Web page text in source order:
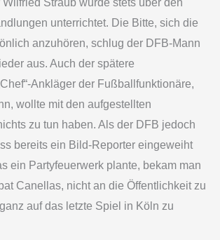
Straub wurde stets über den
unterrichtet. Die Bitte, sich die
anzuhören, schlug der DFB-Mann
aus. Auch der spätere
Ankläger der Fußballfunktionäre,
wollte mit den aufgestellten
zu tun haben. Als der DFB jedoch
bereits ein Bild-Reporter eingeweiht
ein Partyfeuerwerk plante, bekam man
Canellas, nicht an die Öffentlichkeit zu
auf das letzte Spiel in Köln zu